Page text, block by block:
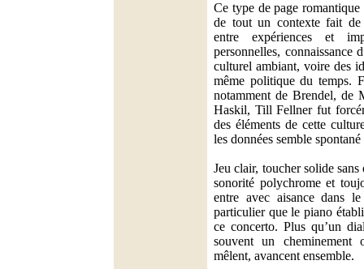
Ce type de page romantique
de tout un contexte fait de
entre expériences et
personnelles, connaissance
culturel ambiant, voire des
même politique du temps.
notamment de Brendel, de
Haskil, Till Fellner fut
des éléments de cette
les données semble
Jeu clair, toucher solide
sonorité polychrome et
entre avec aisance dans
particulier que le piano
ce concerto. Plus qu’un
souvent un
mêlent, avancent ensemble.